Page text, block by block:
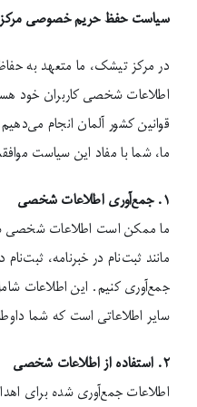
سیاست حفظ حریم خصوصی
در مرکز تیشک، ما متعهد به
اطلاعات شخصی کاربران خود
قوانین کشور آلمان انجام
ما، شما با مفاد این سیاست
۱. جمع‌آوری اطلاعات شخصی
ما ممکن است اطلاعات شخصی
مانند ثبت‌نام در خبرنامه،
جمع‌آوری کنیم. این اطلاعات
سایر اطلاعاتی است که شما
۲. استفاده از اطلاعات شخصی
اطلاعات جمع‌آوری شده برای